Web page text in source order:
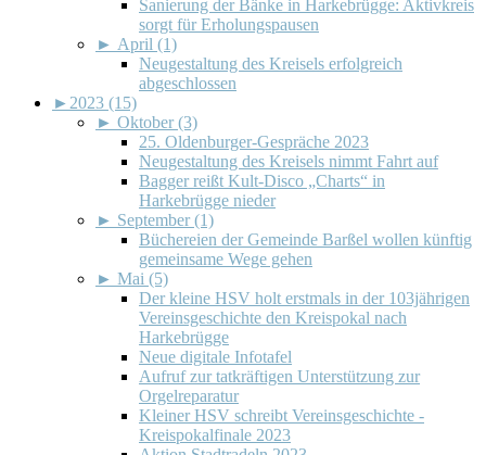
Sanierung der Bänke in Harkebrügge: Aktivkreis
sorgt für Erholungspausen
► April (1)
Neugestaltung des Kreisels erfolgreich
abgeschlossen
► 2023 (15)
► Oktober (3)
25. Oldenburger-Gespräche 2023
Neugestaltung des Kreisels nimmt Fahrt auf
Bagger reißt Kult-Disco „Charts“ in
Harkebrügge nieder
► September (1)
Büchereien der Gemeinde Barßel wollen künftig
gemeinsame Wege gehen
► Mai (5)
Der kleine HSV holt erstmals in der 103jährigen
Vereinsgeschichte den Kreispokal nach
Harkebrügge
Neue digitale Infotafel
Aufruf zur tatkräftigen Unterstützung zur
Orgelreparatur
Kleiner HSV schreibt Vereinsgeschichte -
Kreispokalfinale 2023